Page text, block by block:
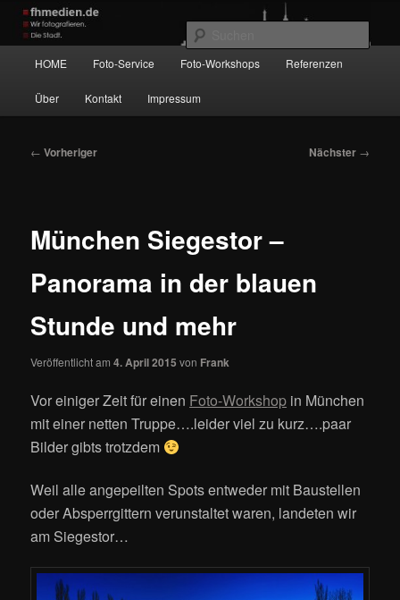
Zum
primären
Inhalt
springen
Wir fotografieren die Hauptstadt!
HOME Foto-Service Foto-Workshops Referenzen
Über Kontakt Impressum
Beitragsnavigation
← Vorheriger Nächster →
München Siegestor –
Panorama in der blauen
Stunde und mehr
Veröffentlicht am4. April 2015 von Frank
Vor einiger Zeit für einen Foto-Workshop in München
mit einer netten Truppe….leider viel zu kurz….paar
Bilder gibts trotzdem
Weil alle angepeilten Spots entweder mit Baustellen
oder Absperrgittern verunstaltet waren, landeten wir
am Siegestor…